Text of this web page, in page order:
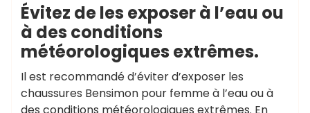
Évitez de les exposer à l’eau ou
à des conditions
météorologiques extrêmes.
Il est recommandé d’éviter d’exposer les
chaussures Bensimon pour femme à l’eau ou à